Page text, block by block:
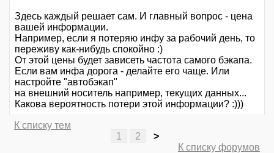
Здесь каждый решает сам. И главный вопрос - цена
вашей информации.
Например, если я потеряю инфу за рабочий день, то
переживу как-нибудь спокойно :)
От этой цены будет зависеть частота самого бэкапа.
Если вам инфа дорога - делайте его чаще. Или
настройте "автобэкап"
на внешний носитель например, текущих данных...
Какова вероятность потери этой информации? :)))
К списку тем
1
2
>
К списку форумов